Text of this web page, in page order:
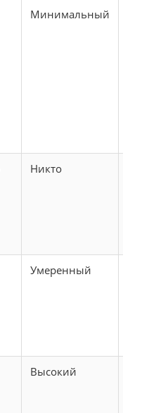
Минимальный
Никто
Умеренный
Высокий